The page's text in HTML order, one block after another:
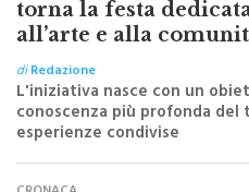
NaturArte cambia
torna la festa
all’arte e alla comunità
di Redazione
L'iniziativa nasce con un
conoscenza più profonda del
esperienze condivise